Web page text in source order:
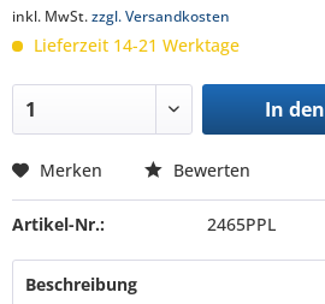
inkl. MwSt.zzgl. Versandkosten
Lieferzeit 14-21 Werktage
In den
Merken Bewerten
Artikel-Nr.: 2465PPL
Beschreibung